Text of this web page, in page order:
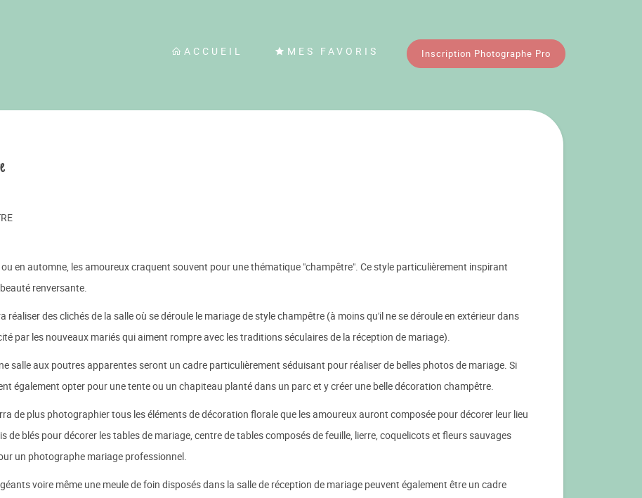
ACCUEIL MES FAVORIS Inscription Photographe Pro
en automne, les amoureux craquent souvent pour une thématique "champêtre". Ce style particulièrement inspirant
renversante.
des clichés de la salle où se déroule le mariage de style champêtre (à moins qu'il ne se déroule en extérieur dans
par les nouveaux mariés qui aiment rompre avec les traditions séculaires de la réception de mariage).
salle aux poutres apparentes seront un cadre particulièrement séduisant pour réaliser de belles photos de mariage. Si
également opter pour une tente ou un chapiteau planté dans un parc et y créer une belle décoration champêtre.
de plus photographier tous les éléments de décoration florale que les amoureux auront composée pour décorer leur lieu
de blés pour décorer les tables de mariage, centre de tables composés de feuille, lierre, coquelicots et fleurs sauvages
un photographe mariage professionnel.
voire même une meule de foin disposés dans la salle de réception de mariage peuvent également être un cadre